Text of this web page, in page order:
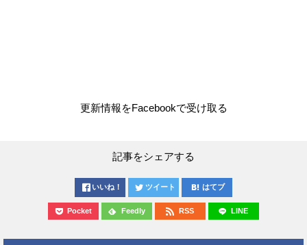
更新情報をFacebookで受け取る
記事をシェアする
いいね！ ツイート はてブ
Pocket Feedly RSS LINE